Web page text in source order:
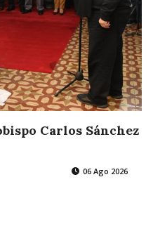
Carlos Sánchez
06 Ago 2026